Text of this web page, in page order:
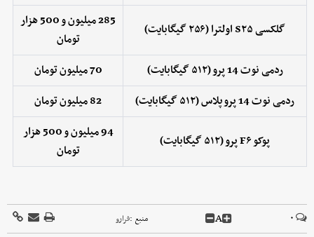
گلکسی S۲۵ اولترا (۲۵۶ گیگابایت)
285 میلیون و 500 هزار
تومان
ردمی نوت 14 پرو (۵۱۲ گیگابایت)
70 میلیون تومان
ردمی نوت 14 پرو پلاس (۵۱۲ گیگابایت)
82 میلیون تومان
پوکو F۶ پرو (۵۱۲ گیگابایت)
94 میلیون و 500 هزار
تومان
۰ A منبع :فرارو